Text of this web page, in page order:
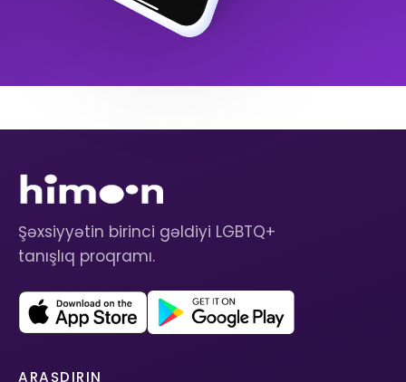
Şəxsiyyətin birinci gəldiyi LGBTQ+
tanışlıq proqramı.
ARAŞDIRIN